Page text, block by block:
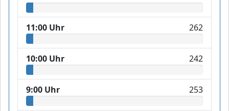
11:00 Uhr 262
10:00 Uhr 242
9:00 Uhr 253